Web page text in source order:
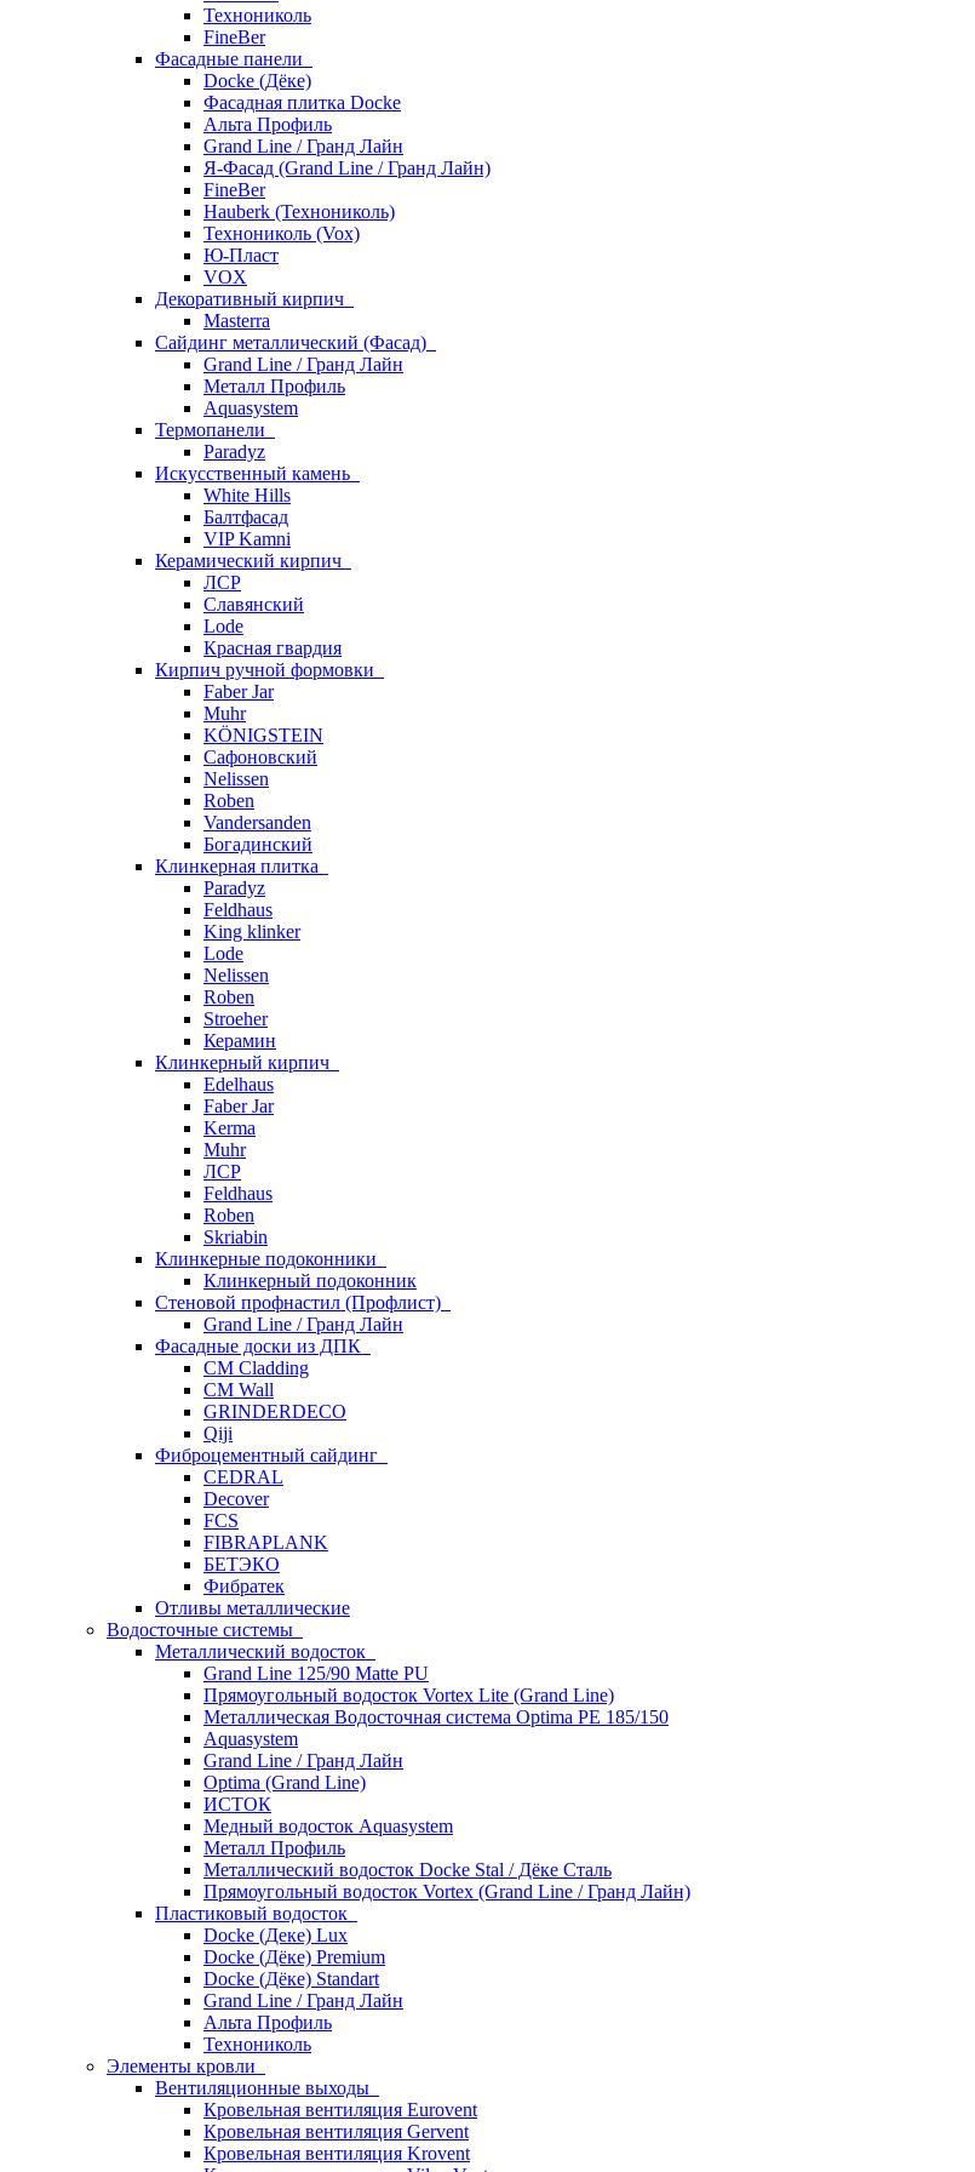
Технониколь
FineBer
Фасадные панели
Docke (Дёке)
Фасадная плитка Docke
Альта Профиль
Grand Line / Гранд Лайн
Я-Фасад (Grand Line / Гранд Лайн)
FineBer
Hauberk (Технониколь)
Технониколь (Vox)
Ю-Пласт
VOX
Декоративный кирпич
Masterra
Сайдинг металлический (Фасад)
Grand Line / Гранд Лайн
Металл Профиль
Aquasystem
Термопанели
Paradyz
Искусственный камень
White Hills
Балтфасад
VIP Kamni
Керамический кирпич
ЛСР
Славянский
Lode
Красная гвардия
Кирпич ручной формовки
Faber Jar
Muhr
KÖNIGSTEIN
Сафоновский
Nelissen
Roben
Vandersanden
Богадинский
Клинкерная плитка
Paradyz
Feldhaus
King klinker
Lode
Nelissen
Roben
Stroeher
Керамин
Клинкерный кирпич
Edelhaus
Faber Jar
Kerma
Muhr
ЛСР
Feldhaus
Roben
Skriabin
Клинкерные подоконники
Клинкерный подоконник
Стеновой профнастил (Профлист)
Grand Line / Гранд Лайн
Фасадные доски из ДПК
CM Cladding
CM Wall
GRINDERDECO
Qiji
Фиброцементный сайдинг
CEDRAL
Decover
FCS
FIBRAPLANK
БЕТЭКО
Фибратек
Отливы металлические
Водосточные системы
Металлический водосток
Grand Line 125/90 Matte PU
Прямоугольный водосток Vortex Lite (Grand Line)
Металлическая Водосточная система Optima PE 185/150
Aquasystem
Grand Line / Гранд Лайн
Optima (Grand Line)
ИСТОК
Медный водосток Aquasystem
Металл Профиль
Металлический водосток Docke Stal / Дёке Сталь
Прямоугольный водосток Vortex (Grand Line / Гранд Лайн)
Пластиковый водосток
Docke (Деке) Lux
Docke (Дёке) Premium
Docke (Дёке) Standart
Grand Line / Гранд Лайн
Альта Профиль
Технониколь
Элементы кровли
Вентиляционные выходы
Кровельная вентиляция Eurovent
Кровельная вентиляция Gervent
Кровельная вентиляция Krovent